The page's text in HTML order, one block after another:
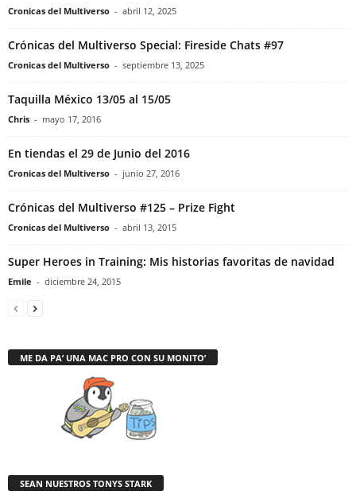
Cronicas del Multiverso - abril 12, 2025
Crónicas del Multiverso Special: Fireside Chats #97
Cronicas del Multiverso - septiembre 13, 2025
Taquilla México 13/05 al 15/05
Chris - mayo 17, 2016
En tiendas el 29 de Junio del 2016
Cronicas del Multiverso - junio 27, 2016
Crónicas del Multiverso #125 – Prize Fight
Cronicas del Multiverso - abril 13, 2015
Super Heroes in Training: Mis historias favoritas de navidad
Emile - diciembre 24, 2015
ME DA PA’ UNA MAC PRO CON SU MONITO’
SEAN NUESTROS TONYS STARK